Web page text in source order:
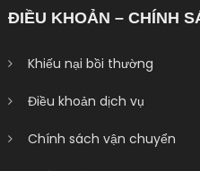
ĐIỀU KHOẢN – CHÍNH
Khiếu nại bồi thường
Điều khoản dịch vụ
Chính sách vận chuyển